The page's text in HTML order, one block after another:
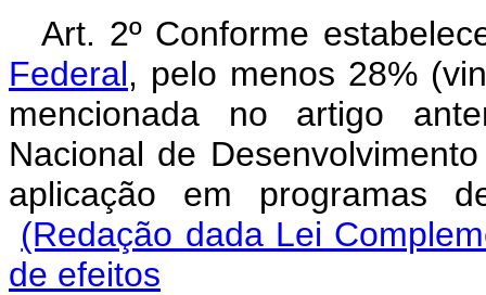
Art. 2º Conforme
Federal, pelo menos 28%
mencionada no artigo
Nacional de
aplicação em programas
(Redação dada Lei
de efeitos